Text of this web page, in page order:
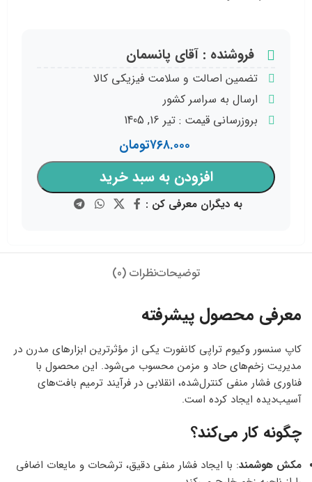
فروشنده : آقای پانسمان
تضمین اصالت و سلامت فیزیکی کالا
ارسال به سراسر کشور
بروزرسانی قیمت : تیر 16, 1405
۷۶۸.۰۰۰تومان
افزودن به سبد خرید
به دیگران معرفی کن :
توضیحاتنظرات (0)
معرفی محصول پیشرفته
کاپ سنسور وکیوم تراپی کانفورت یکی از مؤثرترین ابزارهای مدرن در
مدیریت زخم‌های حاد و مزمن محسوب می‌شود. این محصول با
فناوری فشار منفی کنترل‌شده، انقلابی در فرآیند ترمیم بافت‌های
آسیب‌دیده ایجاد کرده است.
چگونه کار می‌کند؟
مکش هوشمند: با ایجاد فشار منفی دقیق، ترشحات و مایعات اضافی